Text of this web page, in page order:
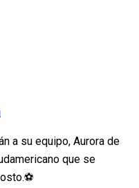
a su equipo, Aurora de
que se